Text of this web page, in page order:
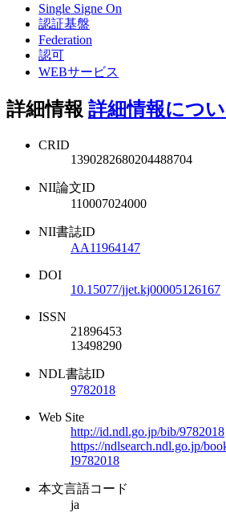
Single Signe On
認証基盤
Federation
認可
WEBサービス
詳細情報 詳細情報につ
CRID
1390282680204488704
NII論文ID
110007024000
NII書誌ID
AA11964147
DOI
10.15077/jjet.kj00005126167
ISSN
21896453
13498290
NDL書誌ID
9782018
Web Site
http://id.ndl.go.jp/bib/9782018
https://ndlsearch.ndl.go.jp/
I9782018
本文言語コード
ja